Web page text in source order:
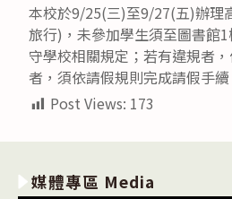
本校於9/25(三)至9/27(五)辦理
旅行)，未參加學生須至圖書館
守學校相關規定；若有違規者
者，須依請假規則完成請假手續
Post Views: 173
媒體專區 Media